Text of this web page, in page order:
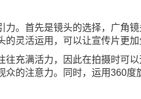
。首先是镜头的选择，广角
灵活运用，可以让宣传片更加
充满活力，因此在拍摄时可
的注意力。同时，运用360